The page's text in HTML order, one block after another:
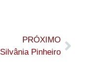
PRÓXIMO
Silvânia Pinheiro